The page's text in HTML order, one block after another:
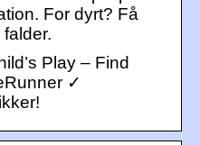
For dyrt? Få
Play – Find
✓